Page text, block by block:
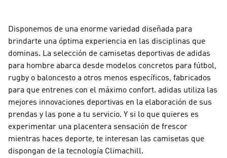
Disponemos de una enorme variedad diseñada para
brindarte una óptima experiencia en las disciplinas que
dominas. La selección de camisetas deportivas de adidas
para hombre abarca desde modelos concretos para fútbol,
rugby o baloncesto a otros menos específicos, fabricados
para que entrenes con el máximo confort. adidas utiliza las
mejores innovaciones deportivas en la elaboración de sus
prendas y las pone a tu servicio. Y si lo que quieres es
experimentar una placentera sensación de frescor
mientras haces deporte, te interesan las camisetas que
dispongan de la tecnología Climachill.